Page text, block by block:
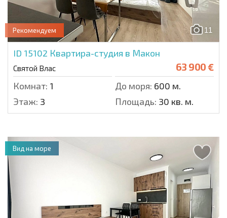
11
Рекомендуем
ID 15102 Квартира-студия в Макон
Святой Влас 63 900 €
Комнат: 1 До моря: 600 м.
Этаж: 3 Площадь: 30 кв. м.
Вид на море